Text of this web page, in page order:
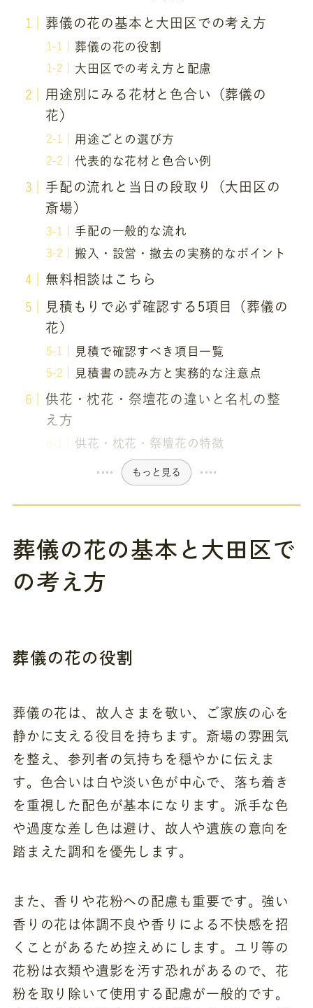
葬儀の花の基本と大田区での考え方
葬儀の花の役割
大田区での考え方と配慮
用途別にみる花材と色合い（葬儀の
花）
用途ごとの選び方
代表的な花材と色合い例
手配の流れと当日の段取り（大田区の
斎場）
手配の一般的な流れ
搬入・設営・撤去の実務的なポイント
無料相談はこちら
見積もりで必ず確認する5項目（葬儀の
花）
見積で確認すべき項目一覧
見積書の読み方と実務的な注意点
供花・枕花・祭壇花の違いと名札の整
え方
供花・枕花・祭壇花の特徴
もっと見る
葬儀の花の基本と大田区で
の考え方
葬儀の花の役割
葬儀の花は、故人さまを敬い、ご家族の心を
静かに支える役目を持ちます。斎場の雰囲気
を整え、参列者の気持ちを穏やかに伝えま
す。色合いは白や淡い色が中心で、落ち着き
を重視した配色が基本になります。派手な色
や過度な差し色は避け、故人や遺族の意向を
踏まえた調和を優先します。
また、香りや花粉への配慮も重要です。強い
香りの花は体調不良や香りによる不快感を招
くことがあるため控えめにします。ユリ等の
花粉は衣類や遺影を汚す恐れがあるので、花
粉を取り除いて使用する配慮が一般的です。